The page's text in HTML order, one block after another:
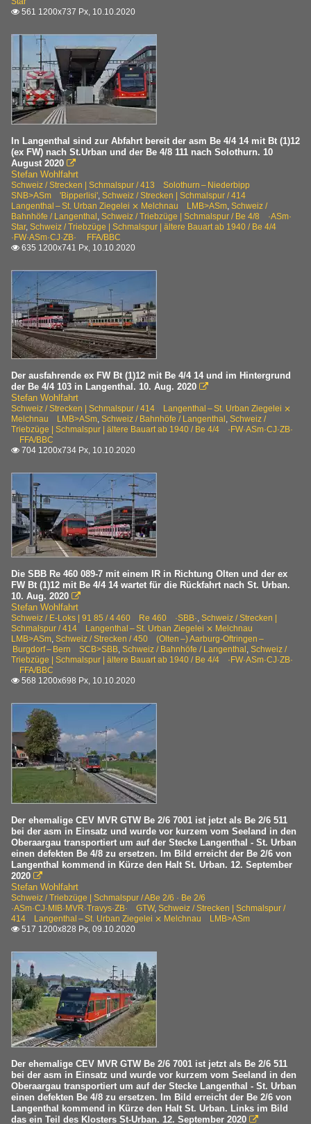
 561 1200x737 Px, 10.10.2020
In Langenthal sind zur Abfahrt bereit der asm Be 4/4 14 mit Bt (1)12
(ex FW) nach St.Urban und der Be 4/8 111 nach Solothurn. 10
August 2020 
Stefan Wohlfahrt
Schweiz / Strecken | Schmalspur / 413 Solothurn – Niederbipp
SNB>ASm 'Bipperlisi', Schweiz / Strecken | Schmalspur / 414
Langenthal – St. Urban Ziegelei ⨯ Melchnau LMB>ASm, Schweiz /
Bahnhöfe / Langenthal , Schweiz / Triebzüge | Schmalspur / Be 4/8 ·ASm·
Star, Schweiz / Triebzüge | Schmalspur | ältere Bauart ab 1940 / Be 4/4
·FW·ASm·CJ·ZB· FFA/BBC
 635 1200x741 Px, 10.10.2020
Der ausfahrende ex FW Bt (1)12 mit Be 4/4 14 und im Hintergrund
der Be 4/4 103 in Langenthal. 10. Aug. 2020 
Stefan Wohlfahrt
Schweiz / Strecken | Schmalspur / 414 Langenthal – St. Urban Ziegelei ⨯
Melchnau LMB>ASm, Schweiz / Bahnhöfe / Langenthal , Schweiz /
Triebzüge | Schmalspur | ältere Bauart ab 1940 / Be 4/4 ·FW·ASm·CJ·ZB·
FFA/BBC
 704 1200x734 Px, 10.10.2020
Die SBB Re 460 089-7 mit einem IR in Richtung Olten und der ex
FW Bt (1)12 mit Be 4/4 14 wartet für die Rückfahrt nach St. Urban.
10. Aug. 2020 
Stefan Wohlfahrt
Schweiz / E-Loks | 91 85 / 4 460 Re 460 ·SBB·, Schweiz / Strecken |
Schmalspur / 414 Langenthal – St. Urban Ziegelei ⨯ Melchnau
LMB>ASm, Schweiz / Strecken / 450 (Olten –) Aarburg-Oftringen –
Burgdorf – Bern SCB>SBB, Schweiz / Bahnhöfe / Langenthal , Schweiz /
Triebzüge | Schmalspur | ältere Bauart ab 1940 / Be 4/4 ·FW·ASm·CJ·ZB·
FFA/BBC
 568 1200x698 Px, 10.10.2020
Der ehemalige CEV MVR GTW Be 2/6 7001 ist jetzt als Be 2/6 511
bei der asm in Einsatz und wurde vor kurzem vom Seeland in den
Oberaargau transportiert um auf der Stecke Langenthal - St. Urban
einen defekten Be 4/8 zu ersetzen. Im Bild erreicht der Be 2/6 von
Langenthal kommend in Kürze den Halt St. Urban. 12. September
2020 
Stefan Wohlfahrt
Schweiz / Triebzüge | Schmalspur / ABe 2/6 · Be 2/6
·ASm·CJ·MIB·MVR·Travys·ZB· GTW, Schweiz / Strecken | Schmalspur /
414 Langenthal – St. Urban Ziegelei ⨯ Melchnau LMB>ASm
 517 1200x828 Px, 09.10.2020
Der ehemalige CEV MVR GTW Be 2/6 7001 ist jetzt als Be 2/6 511
bei der asm in Einsatz und wurde vor kurzem vom Seeland in den
Oberaargau transportiert um auf der Stecke Langenthal - St. Urban
einen defekten Be 4/8 zu ersetzen. Im Bild erreicht der Be 2/6 von
Langenthal kommend in Kürze den Halt St. Urban. Links im Bild
das ein Teil des Klosters St-Urban. 12. September 2020 